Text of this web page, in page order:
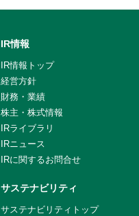
IR情報
IR情報トップ
経営方針
財務・業績
株主・株式情報
IRライブラリ
IRニュース
IRに関するお問合せ
サステナビリティ
サステナビリティトップ